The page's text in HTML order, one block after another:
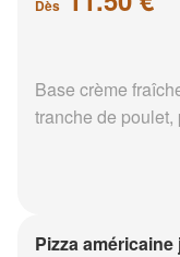
Dès
Base crème
tranche de
Pizza